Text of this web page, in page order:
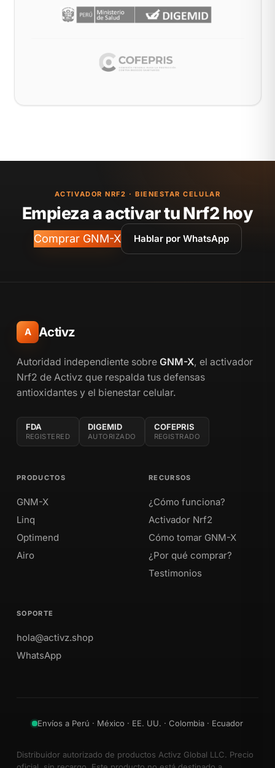
ACTIVADOR NRF2 · BIENESTAR CELULAR
Empieza a activar tu Nrf2 hoy
Comprar GNM-X Hablar por WhatsApp
A Activz
Autoridad independiente sobre GNM-X, el activador
Nrf2 de Activz que respalda tus defensas
antioxidantes y el bienestar celular.
FDA
REGISTERED
DIGEMID
AUTORIZADO
COFEPRIS
REGISTRADO
PRODUCTOS
GNM-X
Linq
Optimend
Airo
RECURSOS
¿Cómo funciona?
Activador Nrf2
Cómo tomar GNM-X
¿Por qué comprar?
Testimonios
SOPORTE
hola@activz.shop
WhatsApp
Envíos a Perú · México · EE. UU. · Colombia · Ecuador
Distribuidor autorizado de productos Activz Global LLC. Precio